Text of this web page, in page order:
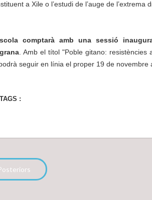
a Xile o l’estudi de l’auge de l’extrema
comptarà amb una sessió
. Amb el títol "Poble gitano:
seguir en línia el proper 19 de novembre
TAGS :